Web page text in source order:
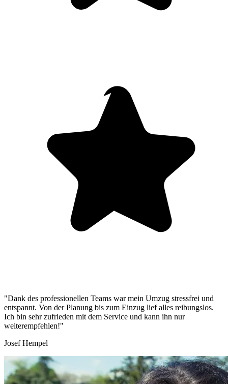
"Dank des professionellen Teams war mein Umzug stressfrei und
entspannt. Von der Planung bis zum Einzug lief alles reibungslos.
Ich bin sehr zufrieden mit dem Service und kann ihn nur
weiterempfehlen!"
Josef Hempel